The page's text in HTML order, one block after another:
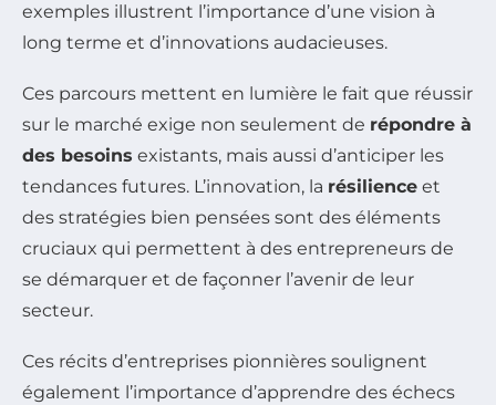
exemples illustrent l’importance d’une vision à
long terme et d’innovations audacieuses.
Ces parcours mettent en lumière le fait que réussir
sur le marché exige non seulement de répondre à
des besoins existants, mais aussi d’anticiper les
tendances futures. L’innovation, la résilience et
des stratégies bien pensées sont des éléments
cruciaux qui permettent à des entrepreneurs de
se démarquer et de façonner l’avenir de leur
secteur.
Ces récits d’entreprises pionnières soulignent
également l’importance d’apprendre des échecs